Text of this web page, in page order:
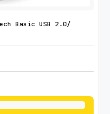
Basic USB 2.0/